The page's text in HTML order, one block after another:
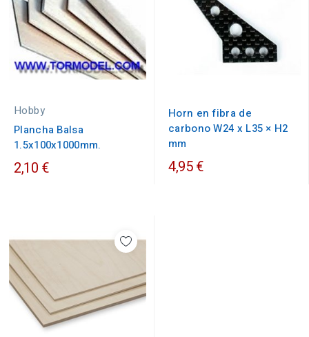
Hobby
Plancha Balsa
1.5x100x1000mm.
2,10 €
Horn en fibra de
carbono W24 x L35 × H2
mm
4,95 €